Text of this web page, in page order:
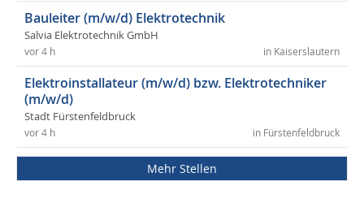
Bauleiter (m/w/d) Elektrotechnik
Salvia Elektrotechnik GmbH
in Kaiserslautern
vor 4 h
Elektroinstallateur (m/w/d) bzw. Elektrotechniker
(m/w/d)
Stadt Fürstenfeldbruck
in Fürstenfeldbruck
vor 4 h
Mehr Stellen